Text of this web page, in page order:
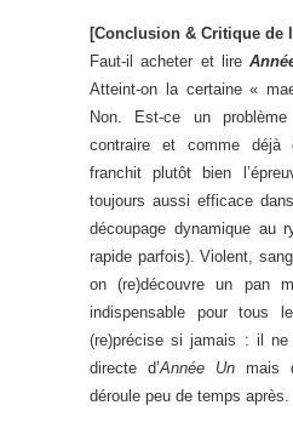
[Conclusion & Critique de
Faut-il acheter et lire
Atteint-on la certaine «
Non. Est-ce un
contraire et comme déjà
franchit plutôt bien
toujours aussi efficace
découpage dynamique au
rapide parfois). Violent,
on (re)découvre un pan
indispensable pour tous
(re)précise si jamais : il ne
directe d’Année Un mais
déroule peu de temps après.